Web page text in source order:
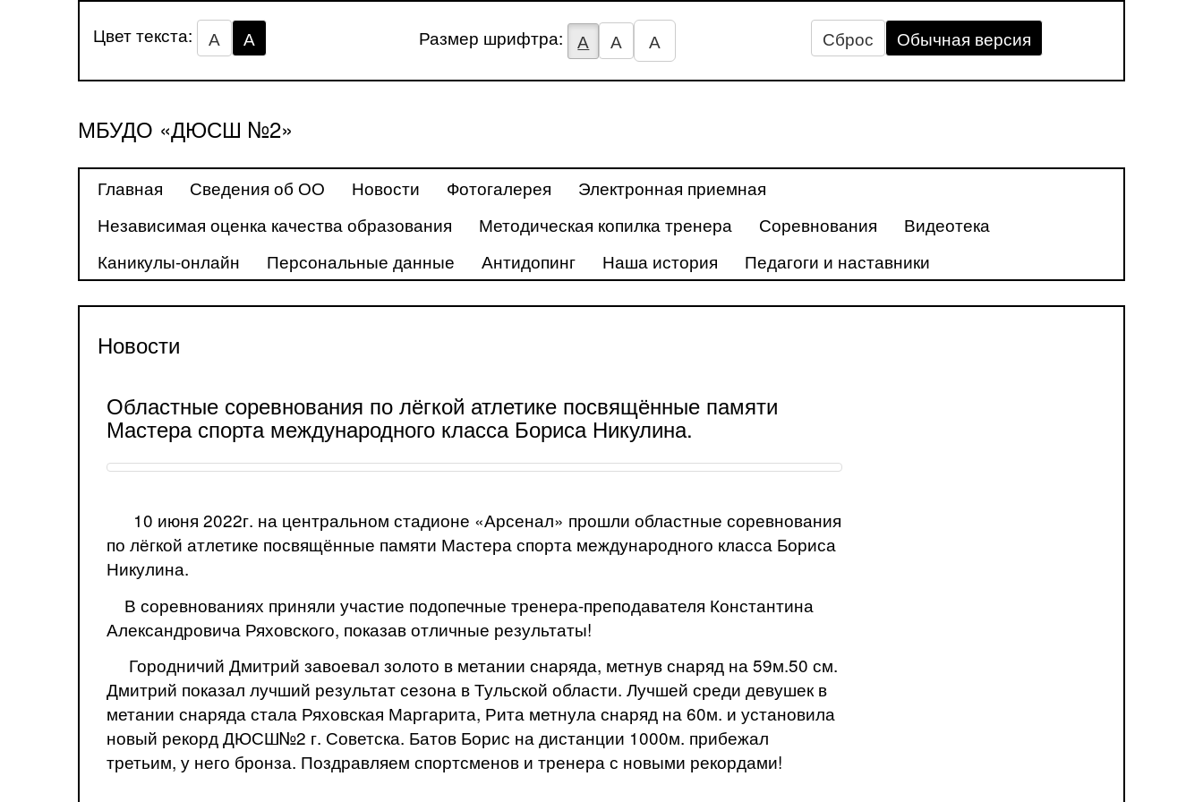
Цвет текста: А А Размер шрифтра: А А А Сброс Обычная версия
МБУДО «ДЮСШ №2»
Главная Сведения об ОО Новости Фотогалерея
Электронная приемная
Независимая оценка качества образования
Методическая копилка тренера Соревнования
Видеотека
Каникулы-онлайн
Персональные данные Антидопинг Наша история Педагоги и наставники
Новости
Областные соревнования по лёгкой атлетике посвящённые памяти
Мастера спорта международного класса Бориса Никулина.
10 июня 2022г. на центральном стадионе «Арсенал» прошли областные соревнования
по лёгкой атлетике посвящённые памяти Мастера спорта международного класса Бориса
Никулина.
В соревнованиях приняли участие подопечные тренера-преподавателя Константина
Александровича Ряховского, показав отличные результаты!
Городничий Дмитрий завоевал золото в метании снаряда, метнув снаряд на 59м.50 см.
Дмитрий показал лучший результат сезона в Тульской области. Лучшей среди девушек в
метании снаряда стала Ряховская Маргарита, Рита метнула снаряд на 60м. и установила
новый рекорд ДЮСШ№2 г. Советска. Батов Борис на дистанции 1000м. прибежал
третьим, у него бронза. Поздравляем спортсменов и тренера с новыми рекордами!